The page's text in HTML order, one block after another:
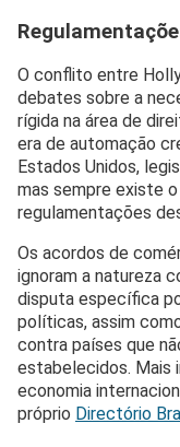
O conflito entre
debates sobre a
rígida na área de
era de automação
Estados Unidos,
mas sempre existe
regulamentações
Os acordos de
ignoram a natureza
disputa específica
políticas, assim
contra países que
estabelecidos. Mais
economia
próprio Directório